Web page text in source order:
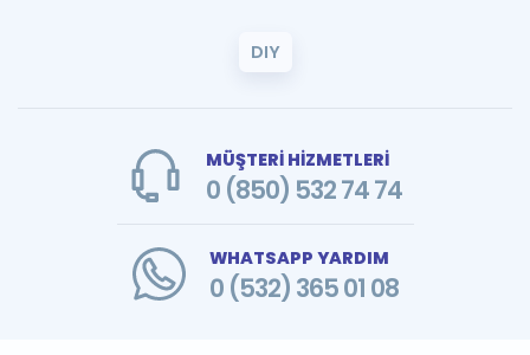
DIY
MÜŞTERİ HİZMETLERİ
0 (850) 532 74 74
WHATSAPP YARDIM
0 (532) 365 01 08